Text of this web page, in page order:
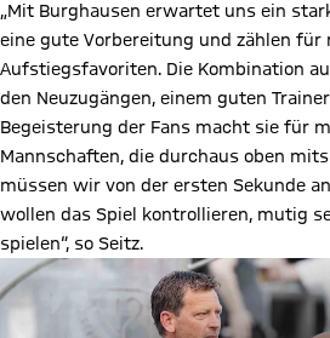
„Mit Burghausen erwartet uns ein
eine gute Vorbereitung und zählen für
Aufstiegsfavoriten. Die Kombination
den Neuzugängen, einem guten
Begeisterung der Fans macht sie für
Mannschaften, die durchaus oben
müssen wir von der ersten Sekunde
wollen das Spiel kontrollieren, mutig
spielen“, so Seitz.